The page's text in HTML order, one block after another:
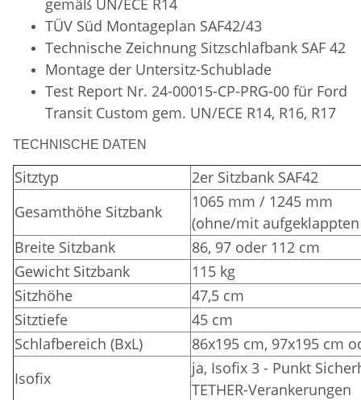
TÜV Süd Montageplan SAF42/43
Technische Zeichnung Sitzschlafbank SAF 42
Montage der Untersitz-Schublade
Test Report Nr. 24-00015-CP-PRG-00 für Ford
Transit Custom gem. UN/ECE R14, R16, R17
TECHNISCHE DATEN
Sitztyp
2er Sitzbank SAF42
Gesamthöhe Sitzbank
1065 mm / 1245 mm
(ohne/mit
Breite Sitzbank
86, 97 oder 112 cm
Gewicht Sitzbank
115 kg
Sitzhöhe
47,5 cm
Sitztiefe
45 cm
Schlafbereich (BxL)
86x195 cm, 97x195 cm
Isofix
ja, Isofix 3 - Punkt
TETHER-Verankerungen